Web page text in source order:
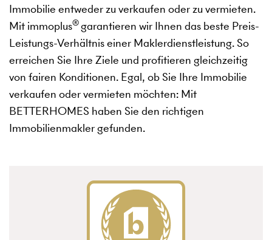
Immobilie entweder zu verkaufen oder zu vermieten.
Mit immoplus®garantieren wir Ihnen das beste Preis-
Leistungs-Verhältnis einer Maklerdienstleistung. So
erreichen Sie Ihre Ziele und profitieren gleichzeitig
von fairen Konditionen. Egal, ob Sie Ihre Immobilie
verkaufen oder vermieten möchten: Mit
BETTERHOMES haben Sie den richtigen
Immobilienmakler gefunden.